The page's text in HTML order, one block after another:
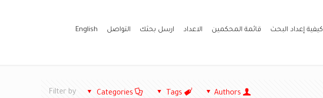
كيفية إعداد البحث قائمة المحكمين الاعداد ارسل بحثك التواصل English
Filter by Categories Tags Authors